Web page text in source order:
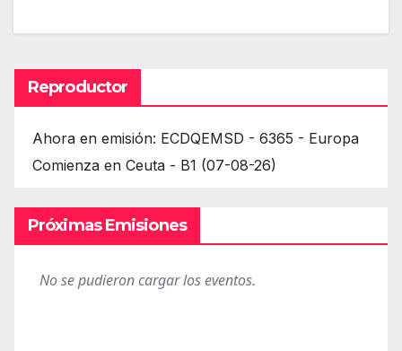
Reproductor
Ahora en emisión: ECDQEMSD - 6365 - Europa
Comienza en Ceuta - B1 (07-08-26)
Próximas Emisiones